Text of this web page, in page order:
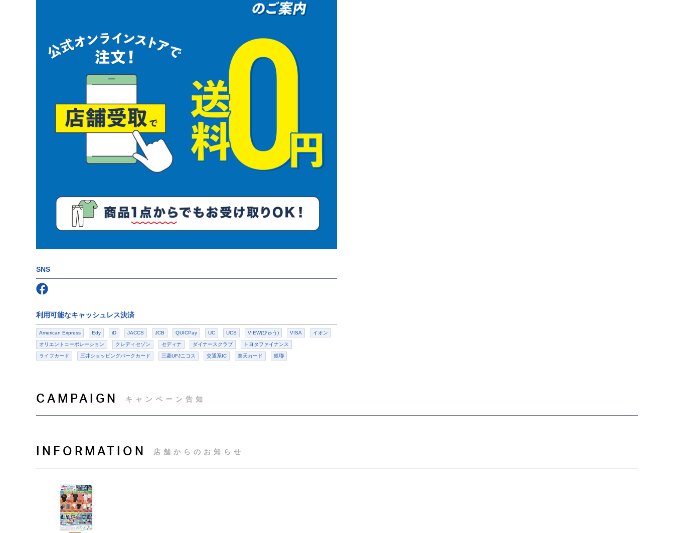
SNS
Follow us on
利用可能なキャッシュレス決済
American Express Edy iD JACCS JCB QUICPay UC UCS VIEW(びゅう) VISA イオン
オリエントコーポレーション クレディセゾン セディナ ダイナースクラブ トヨタファイナンス
ライフカード 三井ショッピングパークカード 三菱UFJニコス 交通系IC 楽天カード 銀聯
CAMPAIGN キャンペーン告知
INFORMATION 店舗からのお知らせ